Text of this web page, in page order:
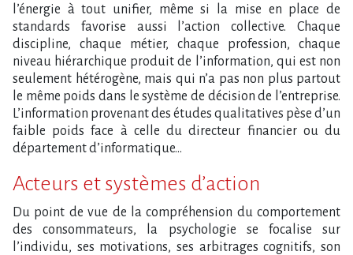
l’énergie à tout unifier, même si la mise en place de
standards favorise aussi l’action collective. Chaque
discipline, chaque métier, chaque profession, chaque
niveau hiérarchique produit de l’information, qui est non
seulement hétérogène, mais qui n’a pas non plus partout
le même poids dans le système de décision de l’entreprise.
L’information provenant des études qualitatives pèse d’un
faible poids face à celle du directeur financier ou du
département d’informatique…
Acteurs et systèmes d’action
Du point de vue de la compréhension du comportement
des consommateurs, la psychologie se focalise sur
l’individu, ses motivations, ses arbitrages cognitifs, son